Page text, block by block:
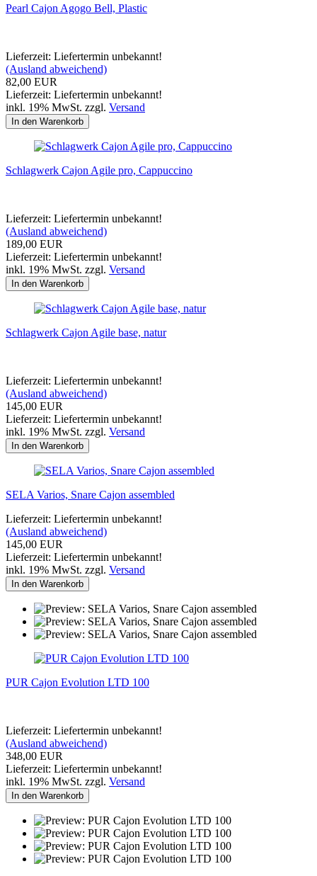
Pearl Cajon Agogo Bell, Plastic
Lieferzeit: Liefertermin unbekannt!
(Ausland abweichend)
82,00 EUR
Lieferzeit: Liefertermin unbekannt!
inkl. 19% MwSt. zzgl. Versand
In den Warenkorb
Schlagwerk Cajon Agile pro, Cappuccino
Lieferzeit: Liefertermin unbekannt!
(Ausland abweichend)
189,00 EUR
Lieferzeit: Liefertermin unbekannt!
inkl. 19% MwSt. zzgl. Versand
In den Warenkorb
Schlagwerk Cajon Agile base, natur
Lieferzeit: Liefertermin unbekannt!
(Ausland abweichend)
145,00 EUR
Lieferzeit: Liefertermin unbekannt!
inkl. 19% MwSt. zzgl. Versand
In den Warenkorb
SELA Varios, Snare Cajon assembled
Lieferzeit: Liefertermin unbekannt!
(Ausland abweichend)
145,00 EUR
Lieferzeit: Liefertermin unbekannt!
inkl. 19% MwSt. zzgl. Versand
In den Warenkorb
PUR Cajon Evolution LTD 100
Lieferzeit: Liefertermin unbekannt!
(Ausland abweichend)
348,00 EUR
Lieferzeit: Liefertermin unbekannt!
inkl. 19% MwSt. zzgl. Versand
In den Warenkorb